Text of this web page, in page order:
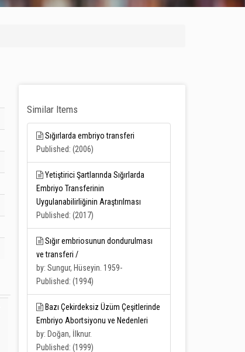
Similar Items
Sığırlarda embriyo transferi
Published: (2006)
Yetiştirici Şartlarında Sığırlarda
Embriyo Transferinin
Uygulanabilirliğinin Araştırılması
Published: (2017)
Sığır embriosunun dondurulması
ve transferi /
by: Sungur, Hüseyin. 1959-
Published: (1994)
Bazı Çekirdeksiz Üzüm Çeşitlerinde
Embriyo Abortsiyonu ve Nedenleri
by: Doğan, İlknur.
Published: (1999)